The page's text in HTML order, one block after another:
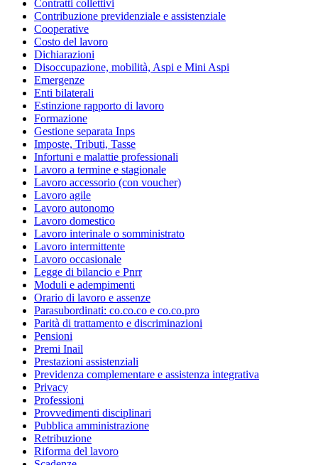
Contratti collettivi
Contribuzione previdenziale e assistenziale
Cooperative
Costo del lavoro
Dichiarazioni
Disoccupazione, mobilità, Aspi e Mini Aspi
Emergenze
Enti bilaterali
Estinzione rapporto di lavoro
Formazione
Gestione separata Inps
Imposte, Tributi, Tasse
Infortuni e malattie professionali
Lavoro a termine e stagionale
Lavoro accessorio (con voucher)
Lavoro agile
Lavoro autonomo
Lavoro domestico
Lavoro interinale o somministrato
Lavoro intermittente
Lavoro occasionale
Legge di bilancio e Pnrr
Moduli e adempimenti
Orario di lavoro e assenze
Parasubordinati: co.co.co e co.co.pro
Parità di trattamento e discriminazioni
Pensioni
Premi Inail
Prestazioni assistenziali
Previdenza complementare e assistenza integrativa
Privacy
Professioni
Provvedimenti disciplinari
Pubblica amministrazione
Retribuzione
Riforma del lavoro